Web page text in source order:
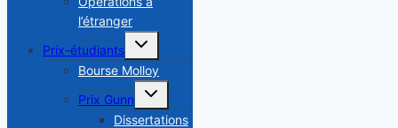
l’étranger
Prix-étudiants
Toggle
menu
Bourse Molloy
Prix Gunn
Toggle
menu
Dissertations